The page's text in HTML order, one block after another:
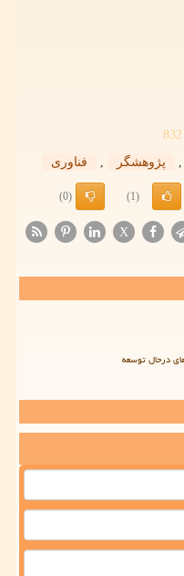
832
, پژوهشگر , فناوری
(1)
(0)
X